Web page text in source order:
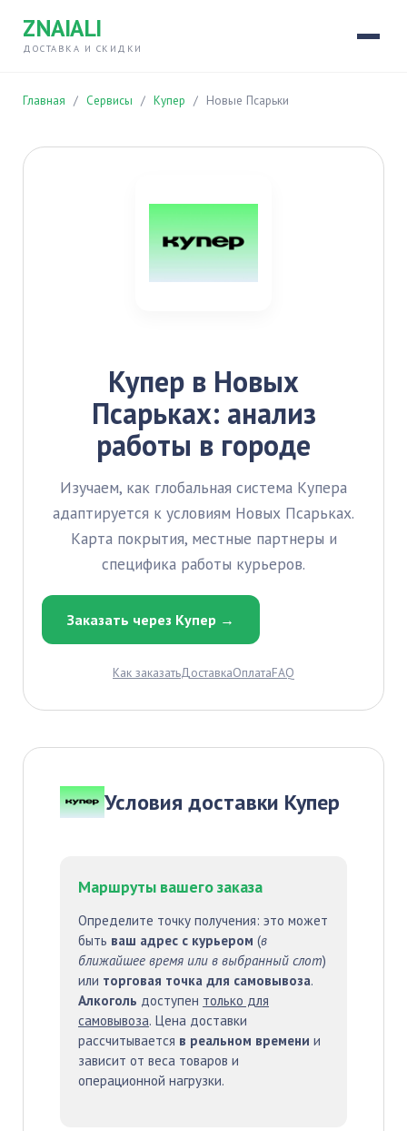
ZNAIALI
ДОСТАВКА И СКИДКИ
Главная / Сервисы / Купер / Новые Псарьки
Купер в Новых
Псарьках: анализ
работы в городе
Изучаем, как глобальная система Купера
адаптируется к условиям Новых Псарьках.
Карта покрытия, местные партнеры и
специфика работы курьеров.
Заказать через Купер →
Как заказатьДоставкаОплатаFAQ
Условия доставки Купер
Маршруты вашего заказа
Определите точку получения: это может
быть ваш адрес с курьером (в
ближайшее время или в выбранный слот)
или торговая точка для самовывоза.
Алкоголь доступен только для
самовывоза. Цена доставки
рассчитывается в реальном времени и
зависит от веса товаров и
операционной нагрузки.